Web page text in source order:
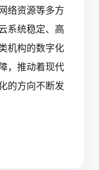
络资源等多方
系统稳定、高
机构的数字化
，推动着现代
的方向不断发